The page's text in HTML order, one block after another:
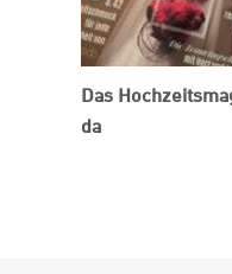
Das
da